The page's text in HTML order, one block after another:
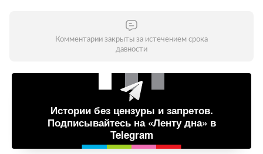
Комментарии закрыты за истечением срока
давности
Истории без цензуры и запретов.
Подписывайтесь на «Ленту дна» в
Telegram